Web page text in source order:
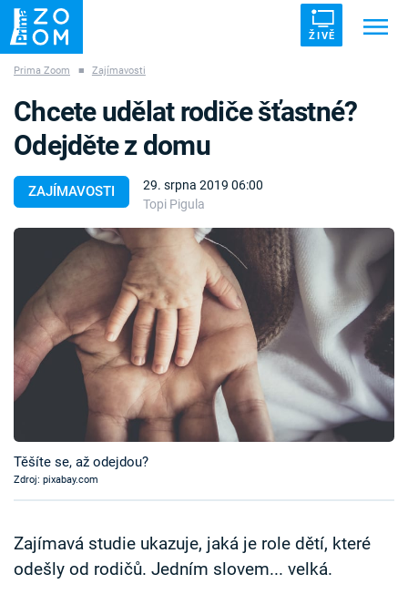
ŽIVĚ
ZÁHADY VETŘELCI DÁVNOVĚKU
Témata
Témata
Pořady
TV Program
Sledujte prima+
Prima Zoom ■ Zajímavosti
ZAJÍMAVOSTI
29. srpna 2019 06:00
Topi Pigula
Chcete udělat rodiče šťastné?
Odejděte z domu
Těšíte se, až odejdou?
Zdroj: pixabay.com
Zajímavá studie ukazuje, jaká je role dětí, které
odešly od rodičů. Jedním slovem... velká.